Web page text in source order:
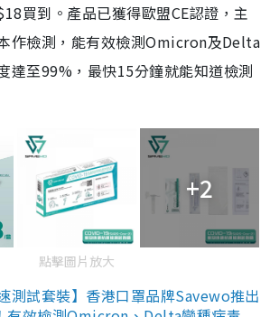
買到。產品已獲得歐盟CE認證，主
作檢測，能有效檢測Omicron及Delta
達至99%，最快15分鐘就能知道檢測
+2
點擊圖片放大
測試套裝】香港口罩品牌Savewo推出